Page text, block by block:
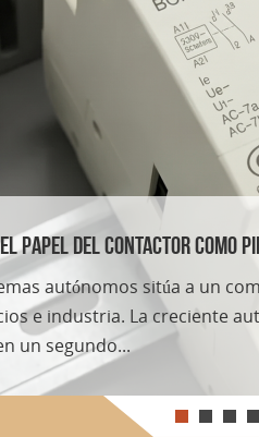
entre la banca mexicana y
se apoya, en buena
Este diálogo permanente